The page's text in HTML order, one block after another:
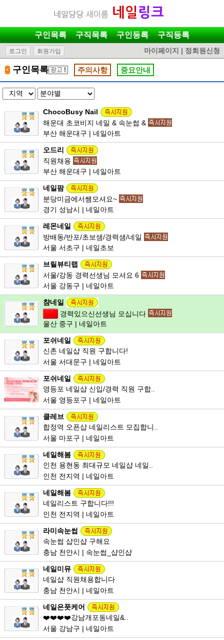
구인목록 구직목록 구인등록 구직등록
로그인 회원가입 마이페이지 | 정회원신청
구인목록 주의사항 중요안내
ChocoBusy Nail
해운대 초코비지 네일 & 속눈썹 &
부산 해운대구 | 네일아트
오드리
직원채용
부산 해운대구 | 네일아트
네일팜
분당미금에서쌤모셔요~
경기 성남시 | 네일아트
레몬네일
방배동/반포/초보샘/경력샘/네일
서울 서초구 | 네일초보
브릴뷰티랩
서울/강동 경력선생님 모셔요 6
서울 강동구 | 네일아트
챰네일
경력있으신선생님 모십니다
울산 중구 | 네일아트
포쉬네일
신촌 네일샵 직원 구합니다!
서울 서대문구 | 네일아트
포쉬네일
영등포 네일샵 신입/경력 직원 구합..
서울 영등포구 | 네일아트
클레브
합정역 오픈샵 네일리스트 모집합니..
서울 마포구 | 네일아트
네일해봄
인천 용현동 최대규모 네일샵 네일..
인천 전지역 | 네일아트
네일해봄
네일리스트 구합니다!!!
인천 전지역 | 네일아트
라미속눈썹
속눈썹 샵인샵 구해요
충남 천안시 | 속눈썹_샵인샵
네일미뮤
네일샵 직원채용합니다
충남 천안시 | 네일아트
네일은풋케어
❤️❤️❤️❤️강남개포동네일&..
서울 강남구 | 네일아트